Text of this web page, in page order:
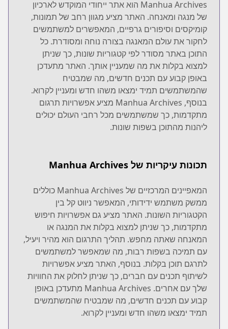
Manhua Archives הוא אתר ייחודי המוקדש לארכיון
של מנגה ומאנחה. האתר מציע מגוון רחב של תמונות,
קומיקסים וסיפורים גרפיים, המאפשרים למשתמשים
לחקור את עולם המאנגה בצורה נוחה ומסודרת. כל
התוכן באתר מסודר לפי קטגוריות שונות, כך שניתן
למצוא בקלות את מה שמעניין אותך. האתר מתעדכן
באופן קבוע עם תכנים חדשים, מה שמבטיח
שהמשתמשים תמיד ימצאו משהו חדש ומעניין לקרוא.
בנוסף, Manhua Archives מציע אפשרויות תרגום
מתקדמות, כך שמשתמשים מכל רחבי העולם יכולים
ליהנות מהתוכן בשפות שונות.
תכונות עיקריות של Manhua Archives
המאפיינים המרכזיים של Manhua Archives כוללים
ממשק משתמש ידידותי, המאפשר ניווט קל בין
הקטגוריות השונות. האתר מציע גם אפשרויות חיפוש
מתקדמות, כך שניתן למצוא בקלות את המנגה או
המאנחה שאתה מחפש. תהליך התרגום הוא מהיר ויעיל,
עם תמיכה בשפות רבות, מה שמאפשר למשתמשים
לתרגם תוכן בקלות. בנוסף, האתר מציע אפשרויות
לשיתוף תכנים עם חברים, כך שניתן לחלוק את החוויות
שלך עם אחרים. Manhua Archives מתעדכן באופן
קבוע עם תכנים חדשים, מה שמבטיח שהמשתמשים
תמיד ימצאו משהו חדש ומעניין לקרוא.